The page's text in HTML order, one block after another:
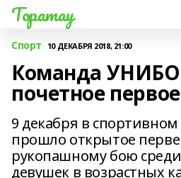
Торатау
Спорт 10 ДЕКАБРЯ 2018, 21:00
Команда
почетное
9 декабря в
прошло открытое
рукопашному бою
девушек в возрастных